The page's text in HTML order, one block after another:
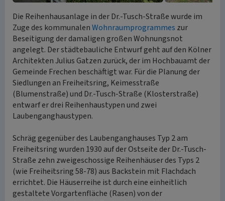
Die Reihenhausanlage in der Dr.-Tusch-Straße wurde im
Zuge des kommunalenWohnraumprogrammes zur
Beseitigung der damaligen großen Wohnungsnot
angelegt. Der städtebauliche Entwurf geht auf den Kölner
Architekten Julius Gatzen zurück, der im Hochbauamt der
Gemeinde Frechen beschäftigt war. Für die Planung der
Siedlungen an Freiheitsring, Keimesstraße
(Blumenstraße) und Dr.-Tusch-Straße (Klosterstraße)
entwarf er drei Reihenhaustypen und zwei
Laubenganghaustypen.
Schräg gegenüber des Laubenganghauses Typ 2 am
Freiheitsring wurden 1930 auf der Ostseite der Dr.-Tusch-
Straße zehn zweigeschossige Reihenhäuser des Typs 2
(wie Freiheitsring 58-78) aus Backstein mit Flachdach
errichtet. Die Häuserreihe ist durch eine einheitlich
gestaltete Vorgartenfläche (Rasen) von der